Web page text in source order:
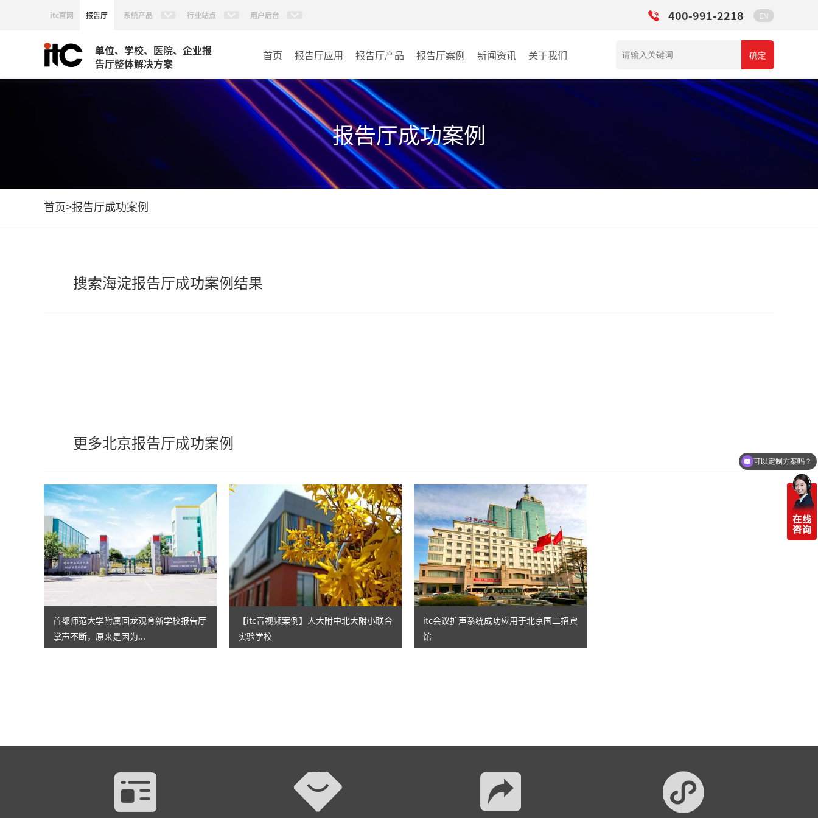
itc官网 报告厅 系统产品 行业站点 用户后台 400-991-2218 EN
单位、学校、医院、企业报
告厅整体解决方案
首页 报告厅应用 报告厅产品
AI智慧视频会议系统
AI智慧会议平板
视频会议配件
AI智慧会议平板itchub
数字化会议设备
同声传译系列
AI智慧无纸化会议系统
AI智慧演易通软件
AI智慧语音转写系统
AI智慧录播系统
庭审录播
报告厅案例
文体场馆
教育
医疗
新闻资讯 关于我们 确定
报告厅成功案例
首页>报告厅成功案例
搜索海淀报告厅成功案例结果
更多北京报告厅成功案例
首都师范大学附属回龙观育新学校报告厅
掌声不断，原来是因为...
【itc音视频案例】人大附中北大附小联合
实验学校
itc会议扩声系统成功应用于北京国二招宾
馆
可以定制方案吗？